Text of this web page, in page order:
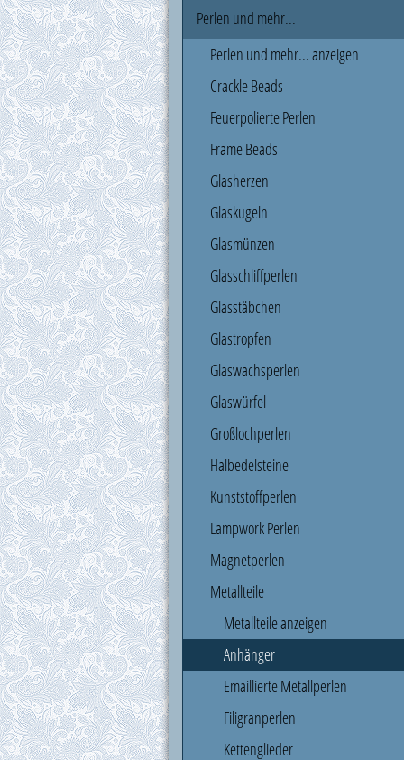
Perlen und mehr...
Perlen und mehr... anzeigen
Crackle Beads
Feuerpolierte Perlen
Frame Beads
Glasherzen
Glaskugeln
Glasmünzen
Glasschliffperlen
Glasstäbchen
Glastropfen
Glaswachsperlen
Glaswürfel
Großlochperlen
Halbedelsteine
Kunststoffperlen
Lampwork Perlen
Magnetperlen
Metallteile
Metallteile anzeigen
Anhänger
Emaillierte Metallperlen
Filigranperlen
Kettenglieder